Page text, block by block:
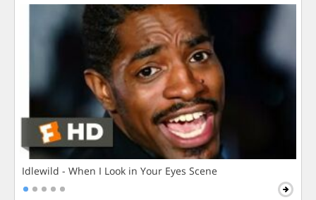
Idlewild - When I Look in Your Eyes Scene